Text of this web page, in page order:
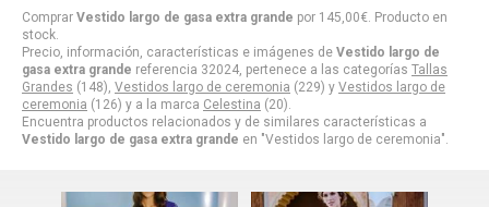
Comprar Vestido largo de gasa extra grande por 145,00€. Producto en
stock.
Precio, información, características e imágenes de Vestido largo de
gasa extra grande referencia 32024, pertenece a las categorías Tallas
Grandes (148), Vestidos largo de ceremonia (229) y Vestidos largo de
ceremonia (126) y a la marca Celestina (20).
Encuentra productos relacionados y de similares características a
Vestido largo de gasa extra grande en "Vestidos largo de ceremonia".